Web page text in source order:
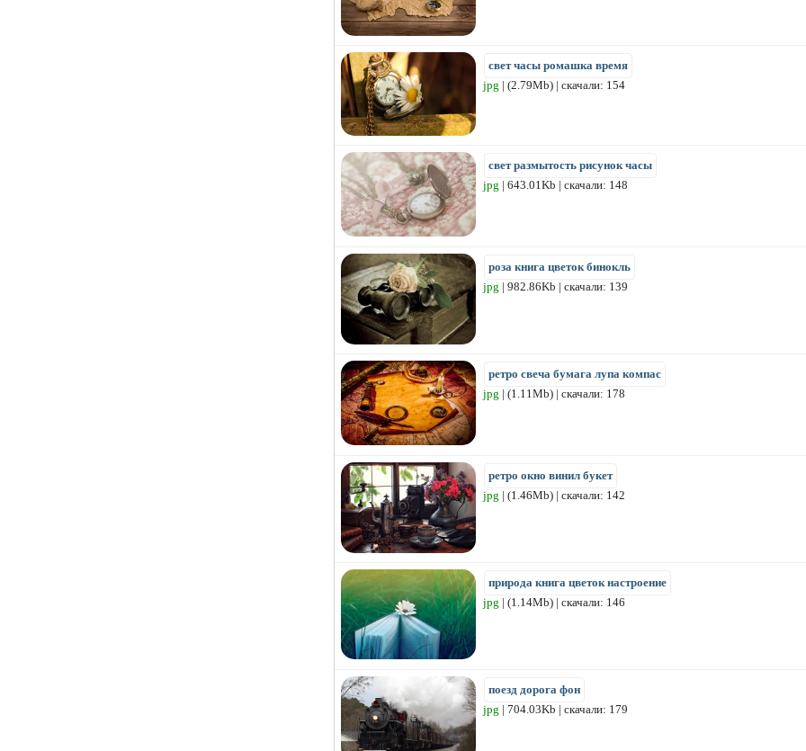
свет часы ромашка время
jpg | (2.79Mb) | скачали: 154
свет размытость рисунок часы
jpg | 643.01Kb | скачали: 148
роза книга цветок бинокль
jpg | 982.86Kb | скачали: 139
ретро свеча бумага лупа компас
jpg | (1.11Mb) | скачали: 178
ретро окно винил букет
jpg | (1.46Mb) | скачали: 142
природа книга цветок настроение
jpg | (1.14Mb) | скачали: 146
поезд дорога фон
jpg | 704.03Kb | скачали: 179